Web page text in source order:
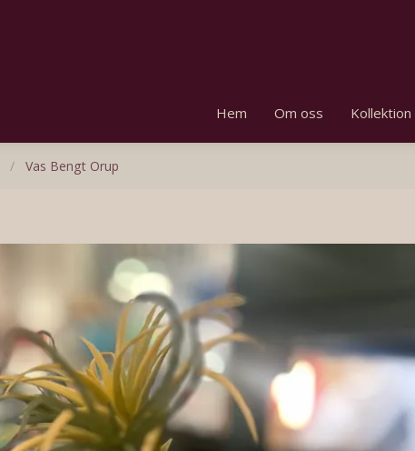
Hem Om oss Kollektion
/ Vas Bengt Orup